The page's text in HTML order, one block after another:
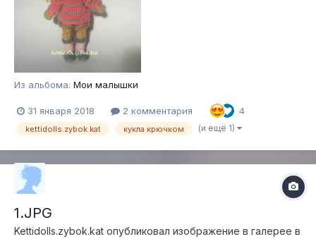
Из альбома: Мои малышки
31 января 2018 2 комментария 4
kettidolls.zybok.kat кукла крючком (и ещё 1)
1.JPG
Kettidolls.zybok.kat опубликовал изображение в галерее в